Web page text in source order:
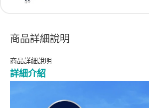
商品詳細說明
商品詳細說明
詳細介紹